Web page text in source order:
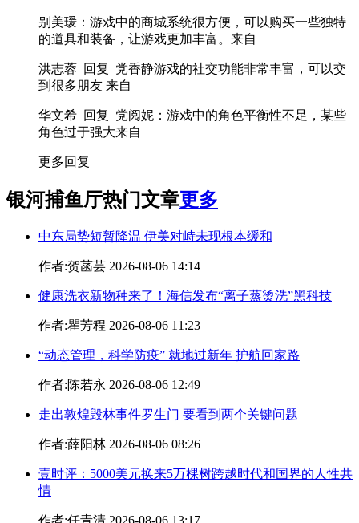
别美瑗 ：游戏中的商城系统很方便，可以购买一些独特
的道具和装备，让游戏更加丰富。 来自
洪志蓉 回复 党香静游戏的社交功能非常丰富，可以交
到很多朋友 来自
华文希 回复 党阅妮 ：游戏中的角色平衡性不足，某些
角色过于强大来自
更多回复
银河捕鱼厅热门文章更多
中东局势短暂降温 伊美对峙未现根本缓和
作者:贺菡芸 2026-08-06 14:14
健康洗衣新物种来了！海信发布“离子蒸烫洗”黑科技
作者:瞿芳程 2026-08-06 11:23
“动态管理，科学防疫” 就地过新年 护航回家路
作者:陈若永 2026-08-06 12:49
走出敦煌毁林事件罗生门 要看到两个关键问题
作者:薛阳林 2026-08-06 08:26
壹时评：5000美元换来5万棵树跨越时代和国界的人性共
情
作者:任青清 2026-08-06 13:17